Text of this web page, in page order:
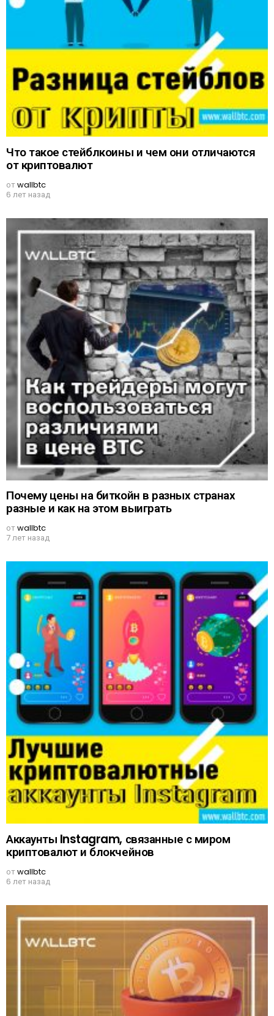
Что такое стейблкоины и чем они отличаются
от криптовалют
отwallbtc
6 лет назад
Почему цены на биткойн в разных странах
разные и как на этом выиграть
отwallbtc
7 лет назад
Аккаунты Instagram, связанные с миром
криптовалют и блокчейнов
отwallbtc
6 лет назад